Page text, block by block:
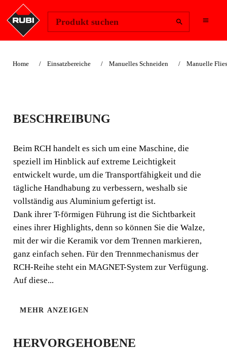
Produkt suchen
Home Einsatzbereiche Manuelles Schneiden Manuelle
RCH / RCH RS
LEICHTESTE
FLIESENSCHNEIDER IN
SEINER KATEGORIE.
Der RCH ist ein robuster und präziser Mehrpunkt-
Keramikschneider für die anspruchsvollsten Arbeiten an
großformatigen Keramikfliesen.
N :
MATERIAL :
FEINSTEINZ
BESCHREIBUNG
Beim RCH handelt es sich um eine Maschine, die
speziell im Hinblick auf extreme Leichtigkeit
entwickelt wurde, um die Transportfähigkeit und die
tägliche Handhabung zu verbessern, weshalb sie
vollständig aus Aluminium gefertigt ist.
Dank ihrer T-förmigen Führung ist die Sichtbarkeit
eines ihrer Highlights, denn so können Sie die Walze,
mit der wir die Keramik vor dem Trennen markieren,
ganz einfach sehen. Für den Trennmechanismus der
RCH-Reihe steht ein MAGNET-System zur Verfügung.
Auf diese...
MEHR ANZEIGEN
HERVORGEHOBENE